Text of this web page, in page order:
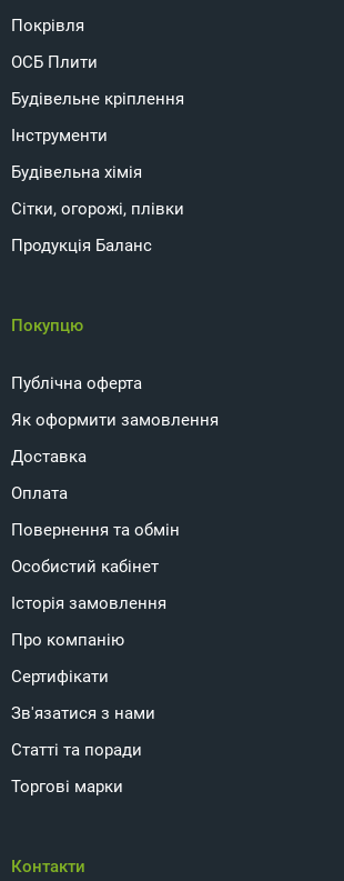
Покрівля
ОСБ Плити
Будівельне кріплення
Інструменти
Будівельна хімія
Сітки, огорожі, плівки
Продукція Баланс
Покупцю
Публічна оферта
Як оформити замовлення
Доставка
Оплата
Повернення та обмін
Особистий кабінет
Історія замовлення
Про компанію
Сертифікати
Зв'язатися з нами
Статті та поради
Торгові марки
Контакти